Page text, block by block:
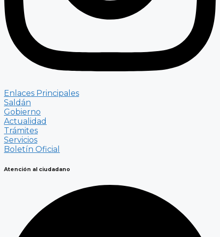
Enlaces Principales
Saldán
Gobierno
Actualidad
Trámites
Servicios
Boletín Oficial
Atención al ciudadano